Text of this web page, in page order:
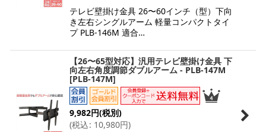
テレビ壁掛け金具 26〜60インチ（型）下向
き左右シングルアーム 軽量コンパクトタイ
プ PLB-146M 適合…
【26〜65型対応】汎用テレビ壁掛け金具 下
向左右角度調節ダブルアーム - PLB-147M
[PLB-147M]
9,982円(税別)
(税込: 10,980円)